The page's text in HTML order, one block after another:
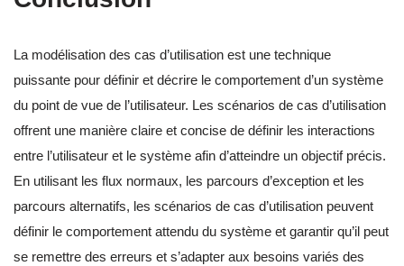
La modélisation des cas d’utilisation est une technique
puissante pour définir et décrire le comportement d’un système
du point de vue de l’utilisateur. Les scénarios de cas d’utilisation
offrent une manière claire et concise de définir les interactions
entre l’utilisateur et le système afin d’atteindre un objectif précis.
En utilisant les flux normaux, les parcours d’exception et les
parcours alternatifs, les scénarios de cas d’utilisation peuvent
définir le comportement attendu du système et garantir qu’il peut
se remettre des erreurs et s’adapter aux besoins variés des